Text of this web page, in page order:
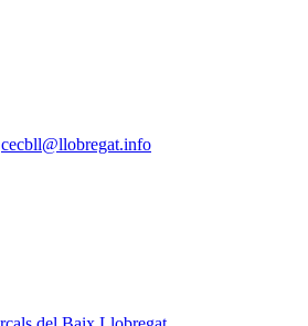
cecbll@llobregat.info